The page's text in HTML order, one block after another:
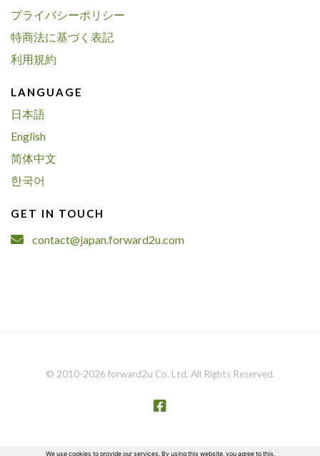
We use cookies to provide our services. By using this website, you agree to this.
プライバシーポリシー
特商法に基づく表記
利用規約
LANGUAGE
日本語
English
简体中文
한국어
GET IN TOUCH
contact@japan.forward2u.com
© 2010-2026 forward2u Co. Ltd. All Rights Reserved.